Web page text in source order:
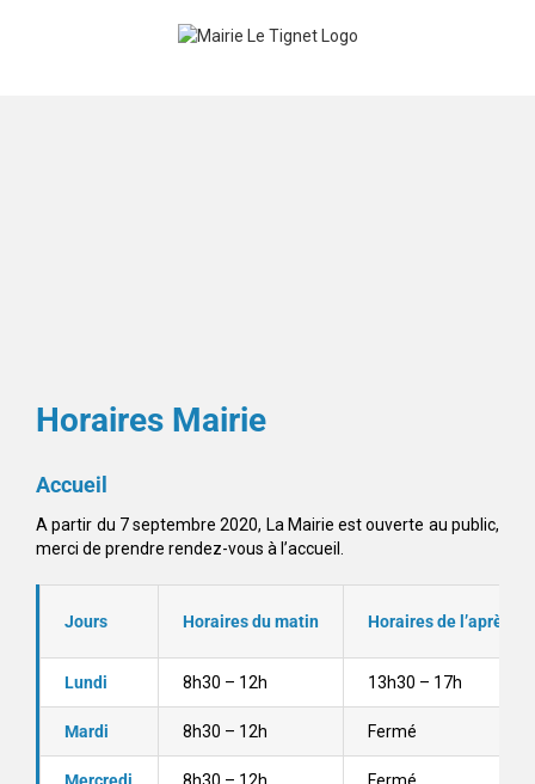
Horaires Mairie
Accueil
A partir du 7 septembre 2020, La Mairie est ouverte au public,
merci de prendre rendez-vous à l’accueil.
Jours Horaires du matin Horaires de l’après
Lundi 8h30 – 12h 13h30 – 17h
Mardi 8h30 – 12h Fermé
Mercredi 8h30 – 12h Fermé